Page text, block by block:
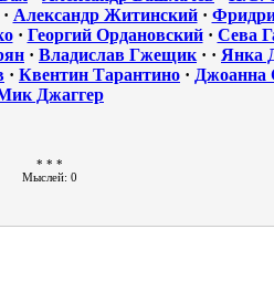
· Александр Житинский·
· Георгий Ордановский· Сева
· Владислав Гжещик · · Янка
· Квентин Тарантино · Джоанна
Джаггер
* * *
Мыслей: 0